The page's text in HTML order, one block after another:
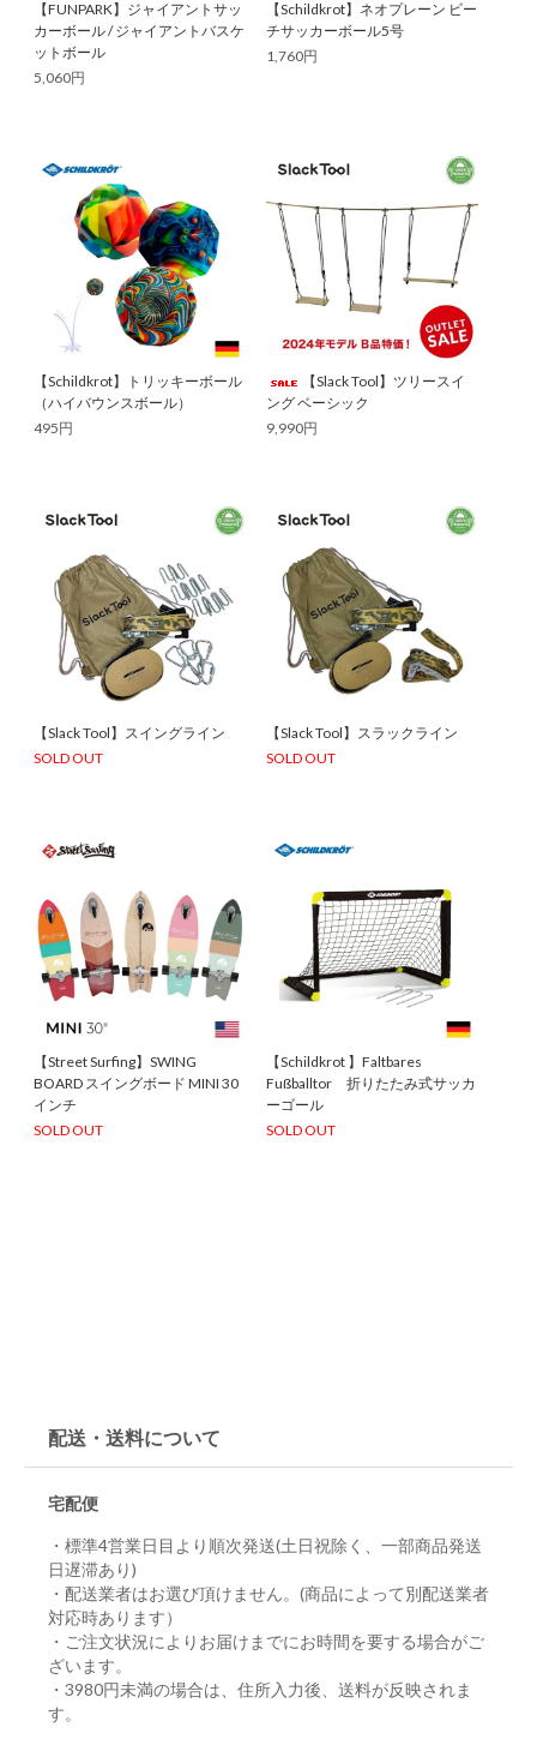
【FUNPARK】ジャイアントサッ
カーボール / ジャイアントバスケ
ットボール
5,060円
【Schildkrot】ネオプレーン ビー
チサッカーボール5号
1,760円
【Schildkrot】トリッキーボール
（ハイバウンスボール）
495円
【Slack Tool】ツリースイ
ング ベーシック
9,990円
【Slack Tool】スイングライン
SOLD OUT
【Slack Tool】スラックライン
SOLD OUT
【Street Surfing】SWING
BOARD スイングボード MINI 30
インチ
SOLD OUT
【Schildkrot 】Faltbares
Fußballtor 折りたたみ式サッカ
ーゴール
SOLD OUT
配送・送料について
宅配便
・標準4営業日目より順次発送(土日祝除く、一部商品発送
日遅滞あり)
・配送業者はお選び頂けません。(商品によって別配送業者
対応時あります）
・ご注文状況によりお届けまでにお時間を要する場合がご
ざいます。
・3980円未満の場合は、住所入力後、送料が反映されま
す。